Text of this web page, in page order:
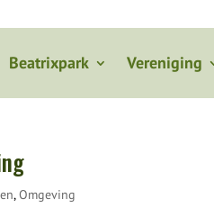
Beatrixpark Vereniging
,Omgeving